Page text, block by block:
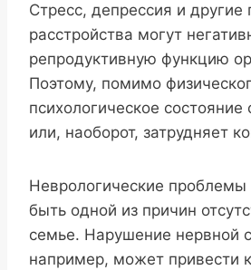
Стресс, депрессия и другие
расстройства могут
репродуктивную функцию
Поэтому, помимо
психологическое состояние
или, наоборот, затрудняет
Неврологические
быть одной из причин
семье. Нарушение нервной
например, может привести